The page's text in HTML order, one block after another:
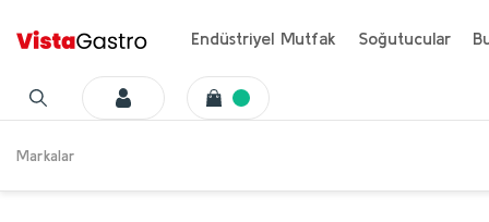
Endüstriyel Mutfak Soğutucular
Markalar